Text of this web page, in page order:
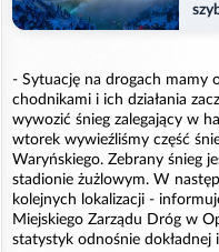
- Sytuację na drogach mamy
chodnikami i ich działania
wywozić śnieg zalegający w
wtorek wywieźliśmy część
Waryńskiego. Zebrany śnieg
stadionie żużlowym. W
kolejnych lokalizacji -
Miejskiego Zarządu Dróg w
statystyk odnośnie dokładnej